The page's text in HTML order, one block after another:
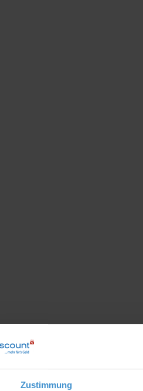
Zustimmung